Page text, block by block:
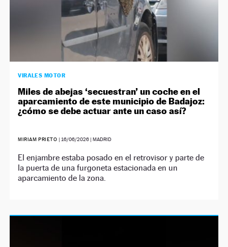
VIRALES MOTOR
Miles de abejas ‘secuestran’ un coche en el
aparcamiento de este municipio de Badajoz:
¿cómo se debe actuar ante un caso así?
MIRIAM PRIETO | 16/06/2026| MADRID
El enjambre estaba posado en el retrovisor y parte de
la puerta de una furgoneta estacionada en un
aparcamiento de la zona.